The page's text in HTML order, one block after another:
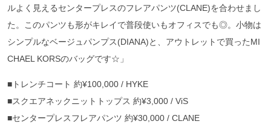
ルよく見えるセンタープレスのフレアパンツ(CLANE)を合わせまし
た。このパンツも形がキレイで普段使いもオフィスでも◎。小物は
シンプルなベージュパンプス(DIANA)と、アウトレットで買ったMI
CHAEL KORSのバッグです☆」
■トレンチコート 約¥100,000 / HYKE
■スクエアネックニットトップス 約¥3,000 / ViS
■センタープレスフレアパンツ 約¥30,000 / CLANE